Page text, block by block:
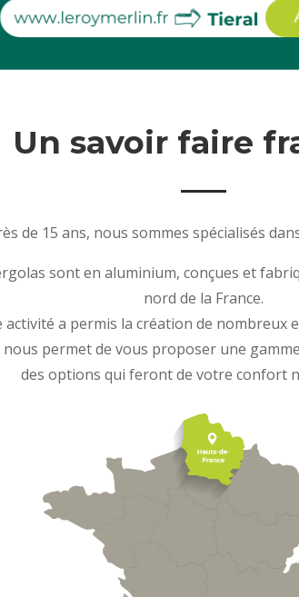
Un savoir faire
de 15 ans, nous sommes spécialisés
sont en aluminium, conçues et
nord de la France.
activité a permis la création de nombreux
permet de vous proposer une
des options qui feront de votre confort